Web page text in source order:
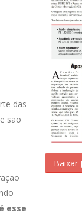
das
são
esse
Baixar